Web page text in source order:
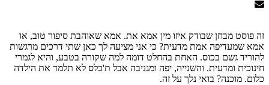
זה פוסט מבחן שבודק איזו מין אמא את. אמא שאוהבת סיפור טוב, או
אמא שמעדיפה אמת מדעית? כי אני מציעה לך כאן שתי דרכים מרגשות
להוריד גשם בכוס. האחת בהחלט דומה למה שקורה בטבע, והיא לגמרי
חינוכית ומדעית. והשנייה, יפה ומגניבה אבל ת'כלס לא תלמד את הילדה
כלום. מוכנה? בואי נלך על זה.